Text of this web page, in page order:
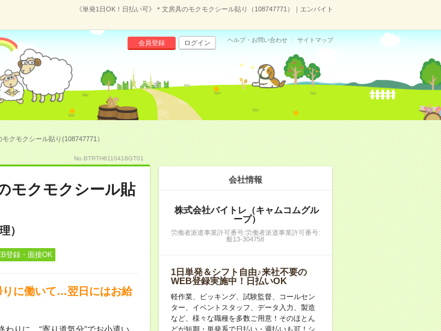
《単発1日OK！日払い可》＊文房具のモクモクシール貼り（108747771）｜エンバイト
会員登録 ログイン ヘルプ・お問い合わせ サイトマップ
クモクシール貼り(108747771）
No.BTRTH8110418GT01
モクモクシール貼
）
登録・面接OK
りに働いて…翌日にはお給
りに…“寄り道気分”でお小遣い
会社情報
株式会社バイトレ（キャムコムグル
ープ）
労働者派遣事業許可番号:労働者派遣事業許可番号:
般13-304758
1日単発＆シフト自由♪来社不要の
WEB登録実施中！日払いOK
軽作業、ピッキング、試験監督、コールセン
ター、イベントスタッフ、データ入力、製造
など、様々な職種を多数ご用意！そのほとん
どが短期・単発系で日払い・週払いも可！シ